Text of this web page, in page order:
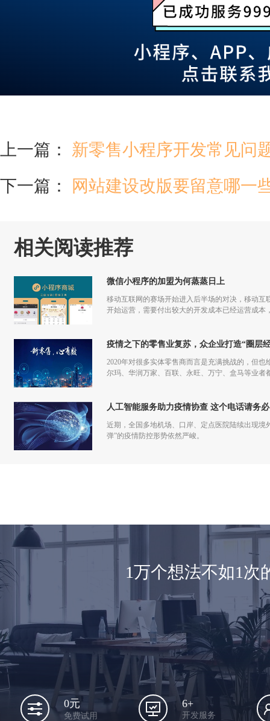
上一篇： 新零售小程序开发常见问
下一篇：
网站建设改版要留意哪一
相关阅读推荐
微信小程序的加盟为何蒸蒸日上
移动互联网的赛场开始进入后半场的对决，移动
开始运营，需要付出较大的开发成本已经运营成
疫情之下的零售业复苏，众企业打造“圈层
2020年对很多实体零售商而言是充满挑战的，但
尔玛、华润万家、百联、永旺、万宁、盒马等业
人工智能服务助力疫情协查 这个电话请务
近期，全国多地机场、口岸、定点医院陆续出现
弹”的疫情防控形势依然严峻。
1万个想法不如1次
0元
免费试用
6+
开发服务